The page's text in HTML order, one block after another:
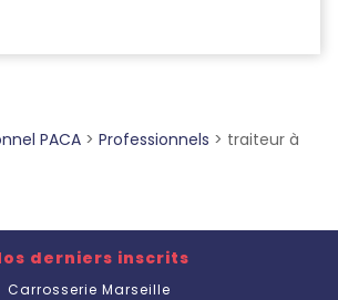
PACA > Professionnels > traiteur à
derniers inscrits
Carrosserie Marseille